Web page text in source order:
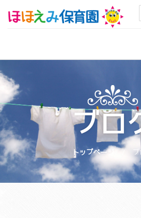
ブロ
トップページ